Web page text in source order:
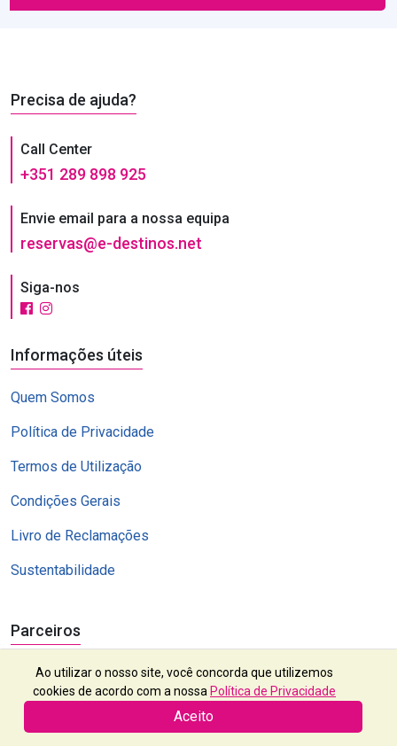
Precisa de ajuda?
Call Center
+351 289 898 925
Envie email para a nossa equipa
reservas@e-destinos.net
Siga-nos
Informações úteis
Quem Somos
Política de Privacidade
Termos de Utilização
Condições Gerais
Livro de Reclamações
Sustentabilidade
Parceiros
Ao utilizar o nosso site, você concorda que utilizemos
cookies de acordo com a nossa Política de Privacidade
Aceito